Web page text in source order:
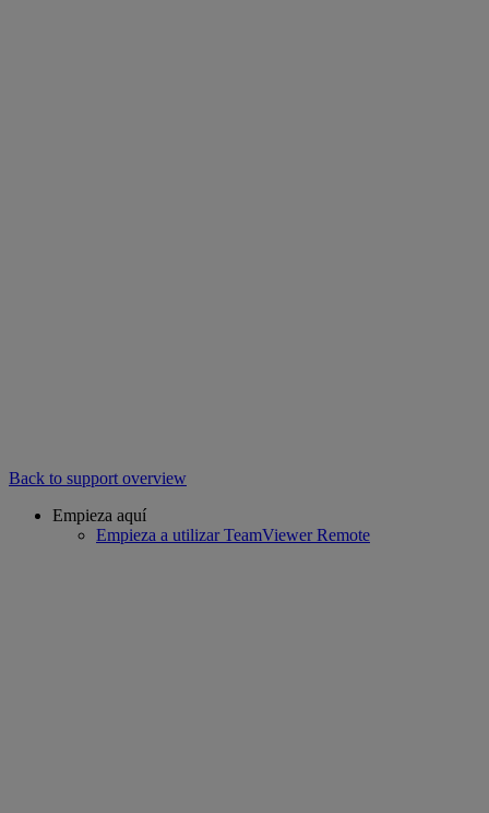
Back to support overview
Empieza aquí
Empieza a utilizar TeamViewer Remote